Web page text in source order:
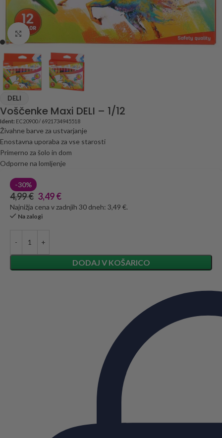
Click to enlarge
DELI
Voščenke Maxi DELI – 1/12
Ident: EC20900 / 6921734945518
Živahne barve za ustvarjanje
Enostavna uporaba za vse starosti
Primerno za šolo in dom
Odporne na lomljenje
-30%
4,99€ 3,49€
Najnižja cena v zadnjih 30 dneh: 3,49 €.
Na zalogi
DODAJ V KOŠARICO